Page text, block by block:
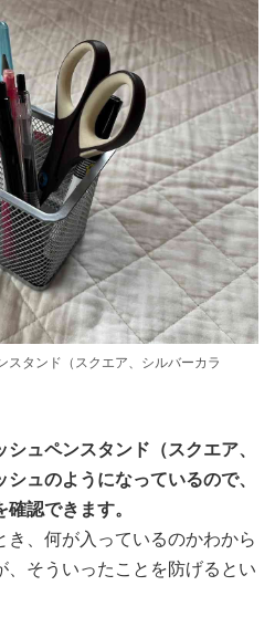
スタンド（スクエア、シルバーカラ
ュペンスタンド（スクエア、
ュのようになっているので、
認できます。
、何が入っているのかわから
、そういったことを防げるとい